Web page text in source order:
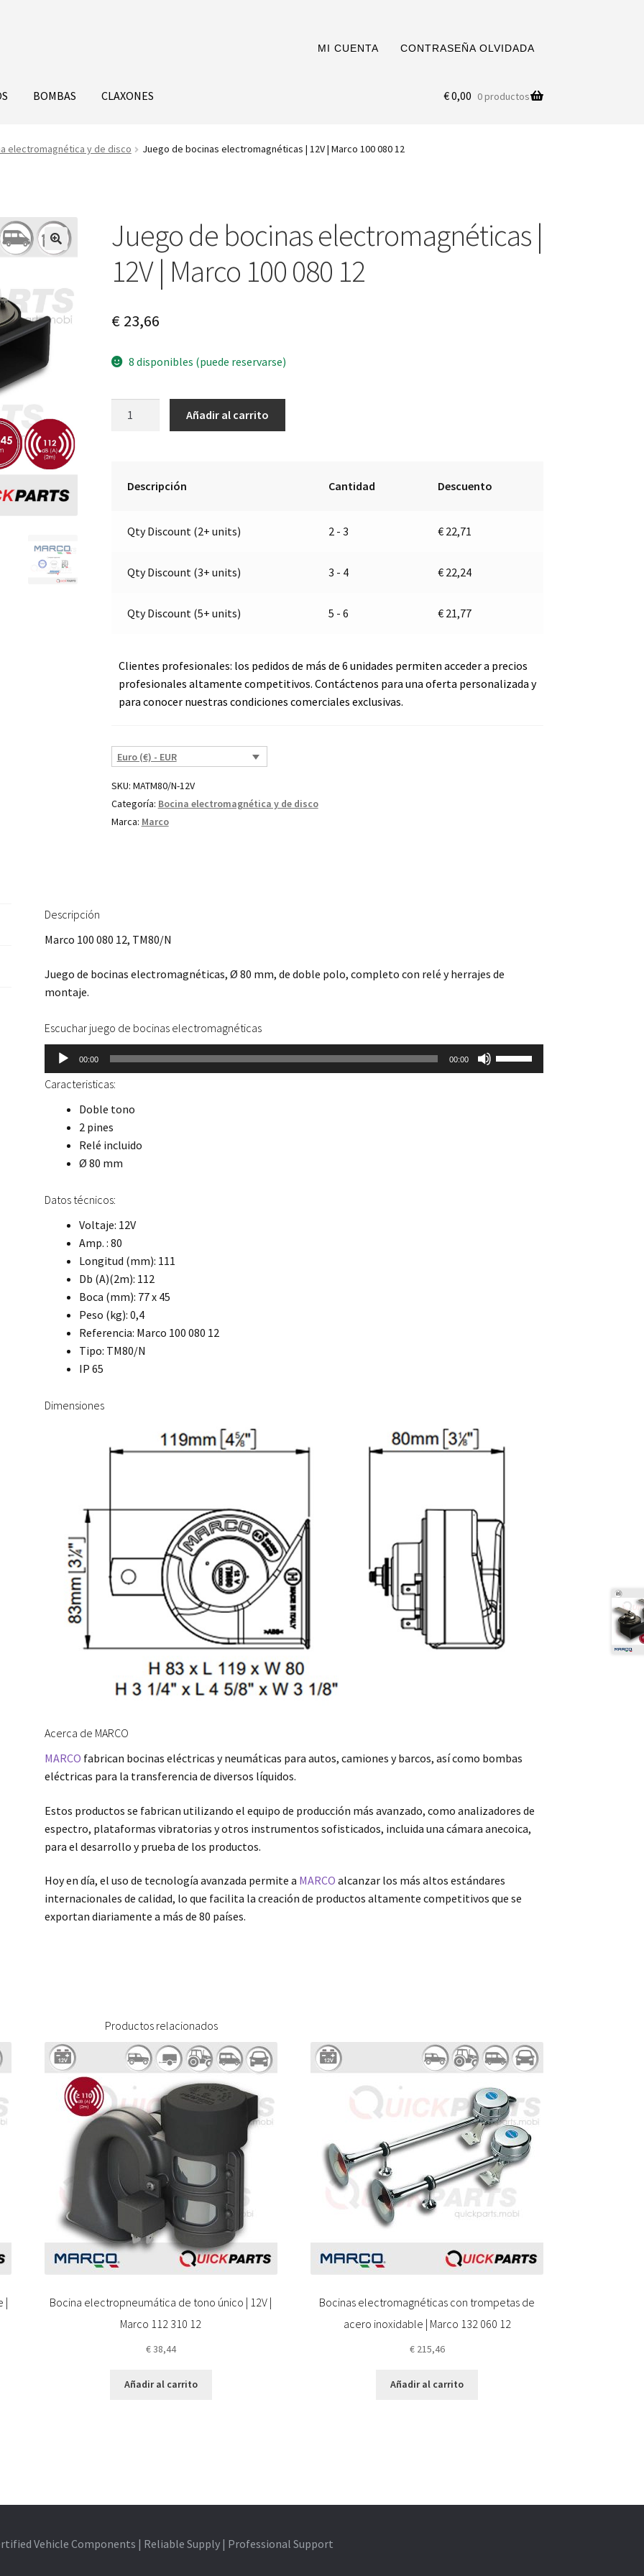
MI CUENTA CONTRASEÑA OLVIDADA
BOMBAS CLAXONES €0,00 0 productos
electromagnética y de disco Juego de bocinas electromagnéticas | 12V | Marco 100 080 12
Juego de bocinas electromagnéticas |
12V | Marco 100 080 12
€23,66
8 disponibles (puede reservarse)
Marco
080
Añadir al carrito
Descripción Cantidad Descuento
Qty Discount (2+ units) 2 - 3 € 22,71
Qty Discount (3+ units) 3 - 4 € 22,24
Qty Discount (5+ units) 5 - 6 € 21,77
Clientes profesionales: los pedidos de más de 6 unidades permiten acceder a precios
profesionales altamente competitivos. Contáctenos para una oferta personalizada y
para conocer nuestras condiciones comerciales exclusivas.
Euro (€) - EUR
SKU: MATM80/N-12V
Categoría: Bocina electromagnética y de disco
Marca: Marco
Descripción
Marco 100 080 12, TM80/N
Juego de bocinas electromagnéticas, Ø 80 mm, de doble polo, completo con relé y herrajes de
montaje.
Escuchar juego de bocinas electromagnéticas
Reproductor
de
audio
00:00 00:00
las
Caracteristicas:
Doble tono
2 pines
Relé incluido
Ø 80 mm
Datos técnicos:
Voltaje: 12V
Amp. : 80
Longitud (mm): 111
Db (A)(2m): 112
Boca (mm): 77 x 45
Peso (kg): 0,4
Referencia: Marco 100 080 12
Tipo: TM80/N
IP 65
Dimensiones
Acerca de MARCO
MARCO fabrican bocinas eléctricas y neumáticas para autos, camiones y barcos, así como bombas
eléctricas para la transferencia de diversos líquidos.
Estos productos se fabrican utilizando el equipo de producción más avanzado, como analizadores de
espectro, plataformas vibratorias y otros instrumentos sofisticados, incluida una cámara anecoica,
para el desarrollo y prueba de los productos.
Hoy en día, el uso de tecnología avanzada permite a MARCO alcanzar los más altos estándares
internacionales de calidad, lo que facilita la creación de productos altamente competitivos que se
exportan diariamente a más de 80 países.
Productos relacionados
|
Bocina electropneumática de tono único | 12V |
Marco 112 310 12
€38,44
Añadir al carrito
Bocinas electromagnéticas con trompetas de
acero inoxidable | Marco 132 060 12
€215,46
Añadir al carrito
Vehicle Components | Reliable Supply | Professional Support